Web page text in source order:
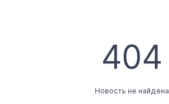
404
Новость не найдена